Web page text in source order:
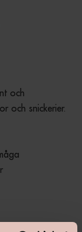
och
och snickerier.
+